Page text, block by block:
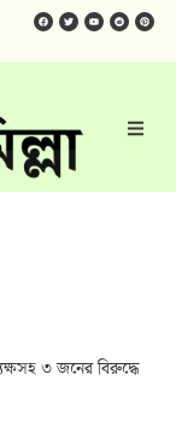
৩ জনের বিরুদ্ধে